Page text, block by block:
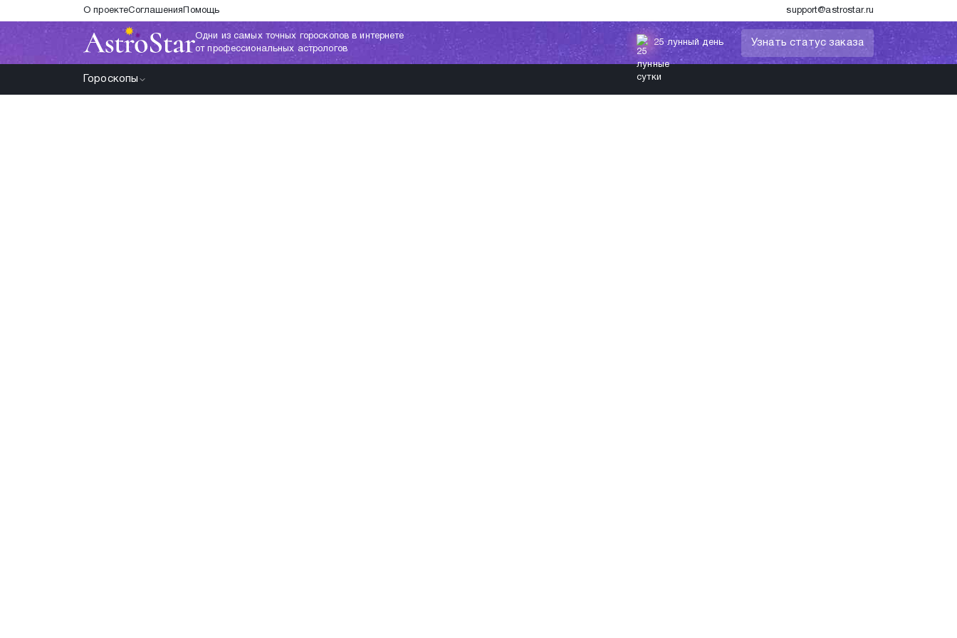
О проектеСоглашения Помощь support@astrostar.ru
Одни из самых точных гороскопов в интернете
от профессиональных астрологов
25 лунный день Узнать статус заказа
Гороскопы